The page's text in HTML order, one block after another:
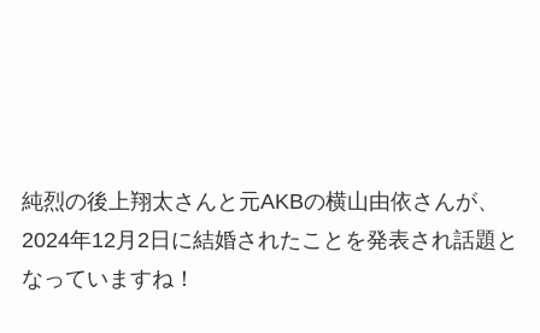
純烈の後上翔太さんと元AKBの横山由依さんが、
2024年12月2日に結婚されたことを発表され話題と
なっていますね！